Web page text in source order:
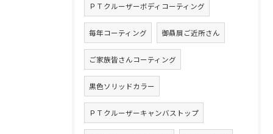
ＰＴクルーザーボディコーティング
毎年コーティング 御贔屓ご近所さん
ご家族皆さんコーティング
黒色ソリッドカラー
ＰＴクルーザーキャンバストップ